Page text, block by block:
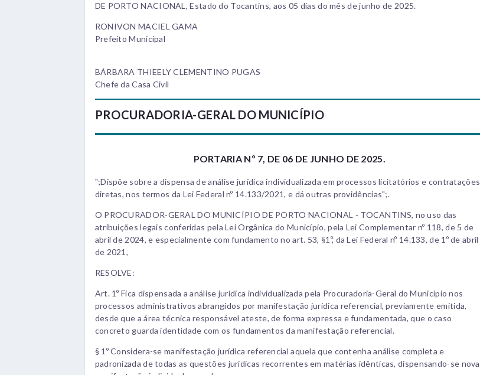
DE PORTO NACIONAL, Estado do Tocantins, aos 05 dias do mês de junho de 2025.
RONIVON MACIEL GAMA
Prefeito Municipal
BÁRBARA THIEELY CLEMENTINO PUGAS
Chefe da Casa Civil
PROCURADORIA-GERAL DO MUNICÍPIO
PORTARIA Nº 7, DE 06 DE JUNHO DE 2025.
";Dispõe sobre a dispensa de análise jurídica individualizada em processos licitatórios e contratações
diretas, nos termos da Lei Federal nº 14.133/2021, e dá outras providências";.
O PROCURADOR-GERAL DO MUNICÍPIO DE PORTO NACIONAL - TOCANTINS, no uso das
atribuições legais conferidas pela Lei Orgânica do Município, pela Lei Complementar nº 118, de 5 de
abril de 2024, e especialmente com fundamento no art. 53, §1º, da Lei Federal nº 14.133, de 1º de abril
de 2021,
RESOLVE:
Art. 1º Fica dispensada a análise jurídica individualizada pela Procuradoria-Geral do Município nos
processos administrativos abrangidos por manifestação jurídica referencial, previamente emitida,
desde que a área técnica responsável ateste, de forma expressa e fundamentada, que o caso
concreto guarda identidade com os fundamentos da manifestação referencial.
§ 1º Considera-se manifestação jurídica referencial aquela que contenha análise completa e
padronizada de todas as questões jurídicas recorrentes em matérias idênticas, dispensando-se nova